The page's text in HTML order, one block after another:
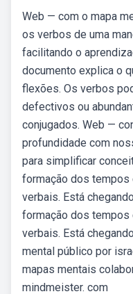
Web — com o mapa
os verbos de uma
facilitando o
documento explica o
flexões. Os verbos
defectivos ou
conjugados. Web —
profundidade com
para simplificar
formação dos
verbais. Está
formação dos
verbais. Está
mental público por
mapas mentais
mindmeister. com